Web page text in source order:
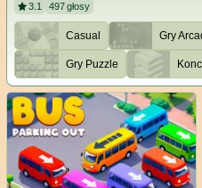
3.1 497głosy
Casual Gry
Gry Puzzle